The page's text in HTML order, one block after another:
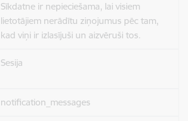
Sīkdatne ir nepieciešama, lai visiem
lietotājiem nerādītu ziņojumus pēc tam,
kad viņi ir izlasījuši un aizvēruši tos.
Sesija
notification_messages